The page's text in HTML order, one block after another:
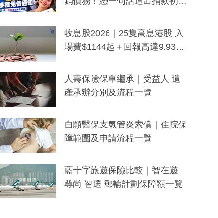
一度被誤當詐騙手段
收息股2026｜25隻高息港股 入
場費$1144起＋回報高達9.93
人壽保險保單繼承｜受益人 遺
產承辦分別及流程一覽
自願醫保支氣管炎索償｜住院保
障範圍及申請流程一覽
藍十字旅遊保險比較｜智在遊
尊尚 智選 郵輪計劃保障額一覽